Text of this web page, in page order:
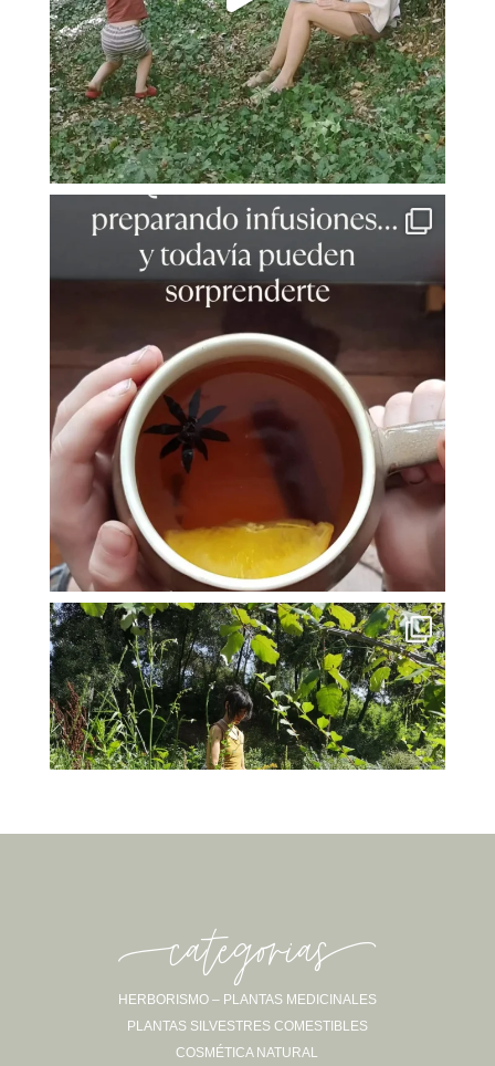
Sígueme en Instagram
-categorias-
HERBORISMO – PLANTAS MEDICINALES
PLANTAS SILVESTRES COMESTIBLES
COSMÉTICA NATURAL